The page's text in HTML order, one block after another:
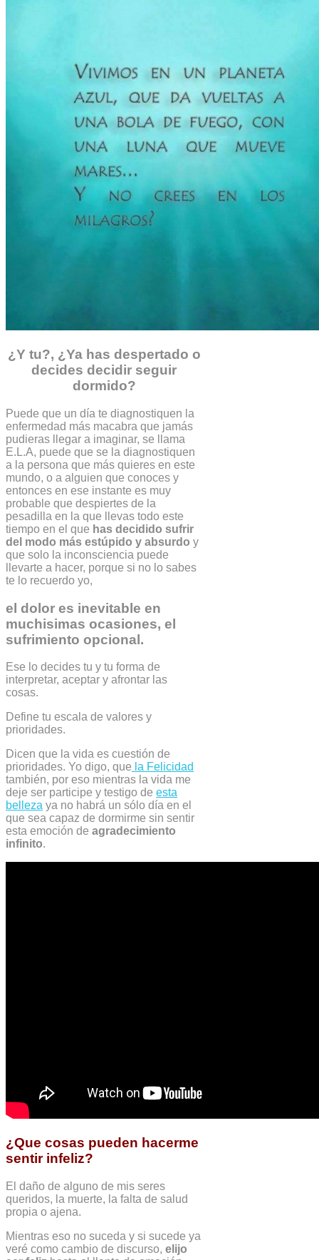
¿Y tu?, ¿Ya has despertado o
decides decidir seguir
dormido?
Puede que un día te diagnostiquen la
enfermedad más macabra que jamás
pudieras llegar a imaginar, se llama
E.L.A, puede que se la diagnostiquen
a la persona que más quieres en este
mundo, o a alguien que conoces y
entonces en ese instante es muy
probable que despiertes de la
pesadilla en la que llevas todo este
tiempo en el que has decidido sufrir
del modo más estúpido y absurdo y
que solo la inconsciencia puede
llevarte a hacer, porque si no lo sabes
te lo recuerdo yo,
el dolor es inevitable en
muchisimas ocasiones, el
sufrimiento opcional.
Ese lo decides tu y tu forma de
interpretar, aceptar y afrontar las
cosas.
Define tu escala de valores y
prioridades.
Dicen que la vida es cuestión de
prioridades. Yo digo, que la Felicidad
también, por eso mientras la vida me
deje ser participe y testigo de esta
belleza ya no habrá un sólo día en el
que sea capaz de dormirme sin sentir
esta emoción de agradecimiento
infinito.
¿Que cosas pueden hacerme
sentir infeliz?
El daño de alguno de mis seres
queridos, la muerte, la falta de salud
propia o ajena.
Mientras eso no suceda y si sucede ya
veré como cambio de discurso, elijo